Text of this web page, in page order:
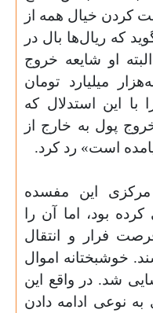
کردن خیال همه از
که ریال‌ها بال در
او شایعه خروج
میلیارد تومان
با این استدلال که
پول به خارج از
است» رد کرد.
این مفسده
بود، اما آن را
فرار و انتقال
خوشبختانه اموال
شد. در واقع این
نوعی ادامه دادن